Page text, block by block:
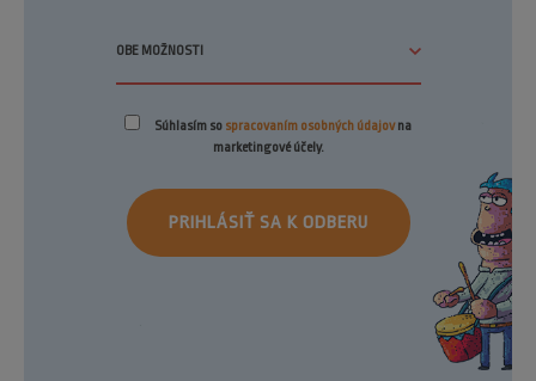
Súhlasím so spracovaním osobných údajovna
marketingové účely.
PRIHLÁSIŤ SA K ODBERU